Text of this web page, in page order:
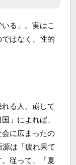
る」。実はこ
はなく、性的
る人、崩して
」によれば、
に広まったの
は「疲れ果て
従って、「夏